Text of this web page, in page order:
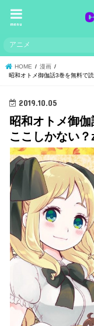
menu
アニメ
HOME
漫画
昭和オトメ御伽話3巻を無料で
2019.10.05
昭和オトメ御
ここしかない